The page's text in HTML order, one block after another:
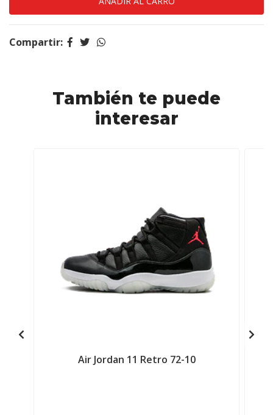
Compartir:
También te puede
interesar
Air Jordan 11 Retro 72-10